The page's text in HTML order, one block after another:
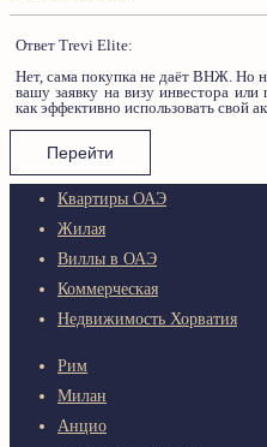
Ответ Trevi Elite:
Нет, сама покупка не даёт ВНЖ. Но
вашу заявку на визу инвестора
как эффективно использовать свой
Перейти
Квартиры ОАЭ
Жилая
Виллы в ОАЭ
Коммерческая
Недвижимость Хорватия
Рим
Милан
Анцио